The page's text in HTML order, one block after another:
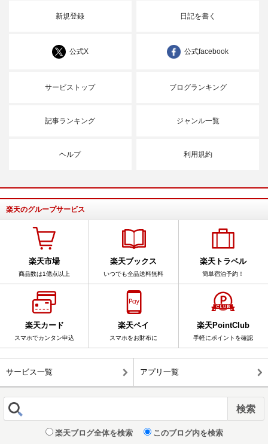
新規登録 日記を書く
公式X 公式facebook
サービストップ ブログランキング
記事ランキング ジャンル一覧
ヘルプ 利用規約
楽天のグループサービス
楽天市場
商品数は1億点以上
楽天ブックス
いつでも全品送料無料
楽天トラベル
簡単宿泊予約！
楽天カード
スマホでカンタン申込
楽天ペイ
スマホをお財布に
楽天PointClub
手軽にポイントを確認
サービス一覧 アプリ一覧
楽天ブログ全体を検索 このブログ内を検索